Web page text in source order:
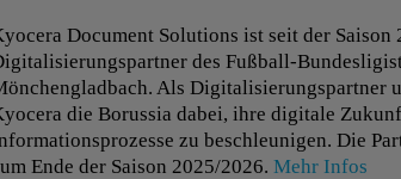
und Endkunden. Unsere Trainingsangebote
in diesem Bereich sind wir in der
Lerninfrastruktur und Beratung/Support.
Document Solutions ist seit der
des Fußball-
Als Digitalisierungspartner
die Borussia dabei, ihre digitale
zu beschleunigen. Die
Ende der Saison 2025/2026. Mehr Infos